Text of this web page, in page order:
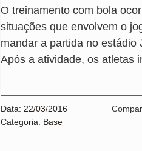
O treinamento com bola
situações que envolvem o
mandar a partida no estádio
Após a atividade, os atletas
Data: 22/03/2016
Categoria: Base